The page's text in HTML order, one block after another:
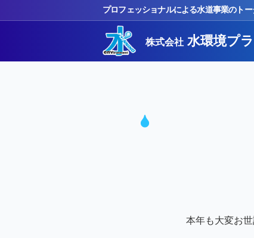
プロフェッショナルによる水道事業のト
株式会社 水環境プ
本年も大変お世